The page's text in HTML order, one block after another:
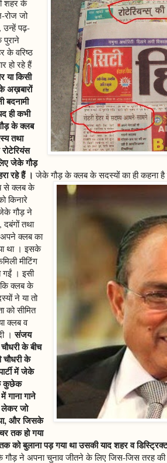
शहर के
रोज जो
पढ़-
के वरिष्ठ
हो रहे हैं
या किसी
अख़बारों
बदनामी
ही कभी
के क्लब
तथा
जेके गौड़
रहे हैं । जेके गौड़ के क्लब के सदस्यों का ही कहना है
से क्लब के
किनारे
गौड़ ने
तथा
क्लब का
था । इसके
मीटिंग
गईं । इसी
कि क्लब के
ने या तो
को सीमित
क्लब व
।संजय
के बीच
चौधरी के
में जेके
कुछेक
गाना गाने
जो
और जिसके
तक हो गया
को बुलाना पड़ गया था उसकी याद शहर व
ने अपना चुनाव जीतने के लिए जिस-जिस तरह की